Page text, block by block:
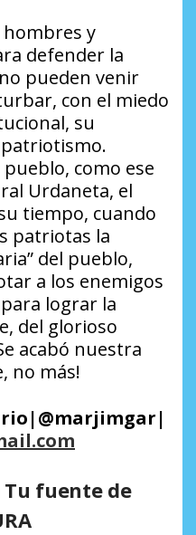
hombres y
defender la
pueden venir
con el miedo
su
como ese
Urdaneta, el
tiempo, cuando
patriotas la
del pueblo,
a los enemigos
lograr la
del glorioso
acabó nuestra
no más!
Tu fuente de